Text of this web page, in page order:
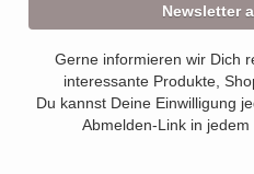
Newsletter
Gerne informieren wir Dich
interessante Produkte,
Du kannst Deine Einwilligung
Abmelden-Link in jedem